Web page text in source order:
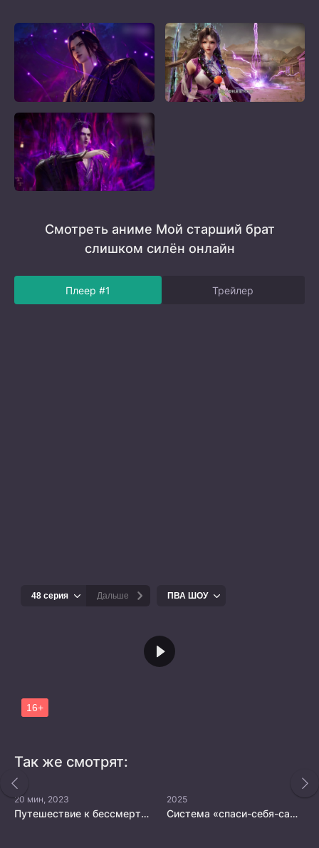
Смотреть аниме Мой старший брат
слишком силён онлайн
Плеер #1 Трейлер
Так же смотрят:
20 мин, 2023
Путешествие к бессмертию 3
2025
Система «спаси-себя-сам» для главного злодея 2